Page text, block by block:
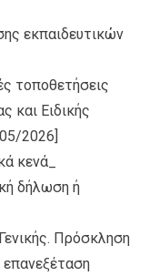
εκπαιδευτικών
τοποθετήσεις
και Ειδικής
2026]
κενά_
δήλωση ή
Πρόσκληση